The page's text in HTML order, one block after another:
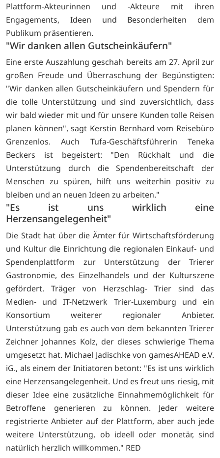
Plattform-Akteurinnen und -Akteure mit ihren
Engagements, Ideen und Besonderheiten dem
Publikum präsentieren.
"Wir danken allen Gutscheinkäufern"
Eine erste Auszahlung geschah bereits am 27. April zur
großen Freude und Überraschung der Begünstigten:
"Wir danken allen Gutscheinkäufern und Spendern für
die tolle Unterstützung und sind zuversichtlich, dass
wir bald wieder mit und für unsere Kunden tolle Reisen
planen können", sagt Kerstin Bernhard vom Reisebüro
Grenzenlos. Auch Tufa-Geschäftsführerin Teneka
Beckers ist begeistert: "Den Rückhalt und die
Unterstützung durch die Spendenbereitschaft der
Menschen zu spüren, hilft uns weiterhin positiv zu
bleiben und an neuen Ideen zu arbeiten."
"Es ist uns wirklich eine
Herzensangelegenheit"
Die Stadt hat über die Ämter für Wirtschaftsförderung
und Kultur die Einrichtung die regionalen Einkauf- und
Spendenplattform zur Unterstützung der Trierer
Gastronomie, des Einzelhandels und der Kulturszene
gefördert. Träger von Herzschlag- Trier sind das
Medien- und IT-Netzwerk Trier-Luxemburg und ein
Konsortium weiterer regionaler Anbieter.
Unterstützung gab es auch von dem bekannten Trierer
Zeichner Johannes Kolz, der dieses schwierige Thema
umgesetzt hat. Michael Jadischke von gamesAHEAD e.V.
iG., als einem der Initiatoren betont: "Es ist uns wirklich
eine Herzensangelegenheit. Und es freut uns riesig, mit
dieser Idee eine zusätzliche Einnahmemöglichkeit für
Betroffene generieren zu können. Jeder weitere
registrierte Anbieter auf der Plattform, aber auch jede
weitere Unterstützung, ob ideell oder monetär, sind
natürlich herzlich willkommen." RED